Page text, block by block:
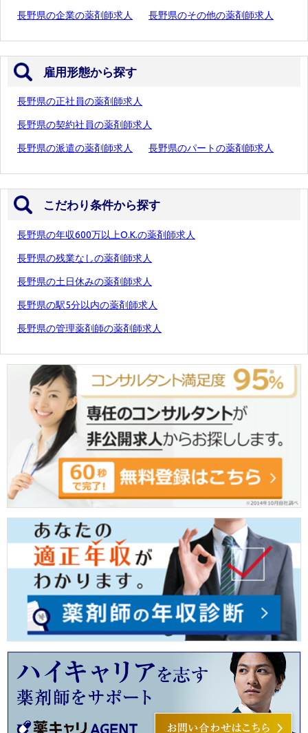
長野県の企業の薬剤師求人 長野県のその他の薬剤師求人
雇用形態から探す
長野県の正社員の薬剤師求人
長野県の契約社員の薬剤師求人
長野県の派遣の薬剤師求人 長野県のパートの薬剤師求人
こだわり条件から探す
長野県の年収600万以上O.K.の薬剤師求人
長野県の残業なしの薬剤師求人
長野県の土日休みの薬剤師求人
長野県の駅5分以内の薬剤師求人
長野県の管理薬剤師の薬剤師求人